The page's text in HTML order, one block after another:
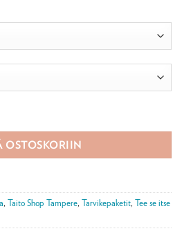
OSTOSKORIIN
, Taito Shop Tampere, Tarvikepaketit, Tee se itse